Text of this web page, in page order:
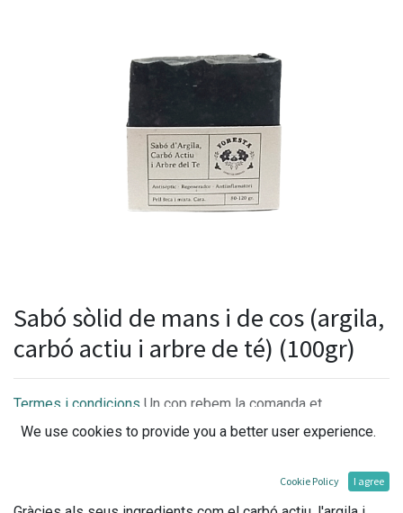
Sabó sòlid de mans i de cos (argila,
carbó actiu i arbre de té) (100gr)
Termes i condicions Un cop rebem la comanda et
confirmarem la disponibilitat i els terminis per l'entrega.
We use cookies to provide you a better user experience.
Cookie Policy I agree